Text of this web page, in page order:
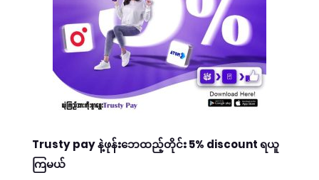
Trusty pay နဲ့ဖုန်းဘေထည့်တိုင်း 5% discount ရယူ
ကြမယ်